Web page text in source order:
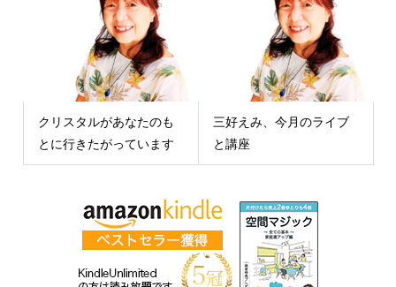
クリスタルがあなたのも
とに行きたがっています
三好えみ、今月のライブ
と講座